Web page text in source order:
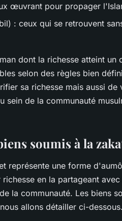
œuvrant pour propager
: ceux qui se retrouvent
dont la richesse atteint un
selon des règles bien
sa richesse mais aussi de
sein de la communauté
soumis à la
représente une forme
en la partageant
la communauté. Les biens
allons détailler ci-dessous.